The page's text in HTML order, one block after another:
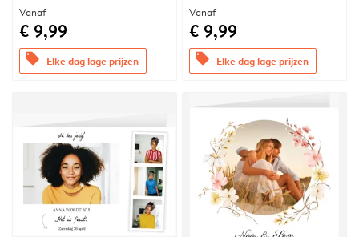
Vanaf
€ 9,99
offers Elke dag lage prijzen
Vanaf
€ 9,99
offers Elke dag lage prijzen